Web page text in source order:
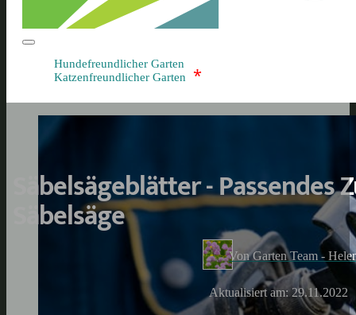
Hundefreundlicher Garten
Katzenfreundlicher Garten
*
Säbelsägeblätter -
Säbelsäge
Von Garten Team -
Aktualisiert am: 29.11.2022